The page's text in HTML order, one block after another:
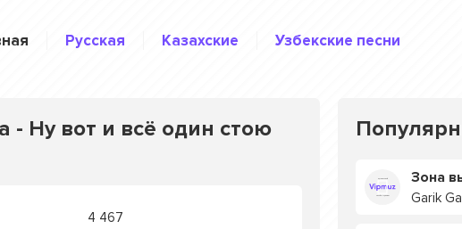
Русская Казахские Узбекские песни
- Ну вот и всё один стою
4 467
Зона
Garik